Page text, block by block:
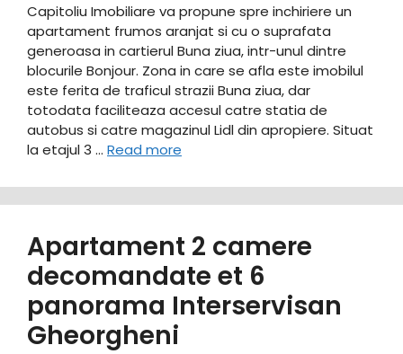
Capitoliu Imobiliare va propune spre inchiriere un
apartament frumos aranjat si cu o suprafata
generoasa in cartierul Buna ziua, intr-unul dintre
blocurile Bonjour. Zona in care se afla este imobilul
este ferita de traficul strazii Buna ziua, dar
totodata faciliteaza accesul catre statia de
autobus si catre magazinul Lidl din apropiere. Situat
la etajul 3 … Read more
Apartament 2 camere
decomandate et 6
panorama Interservisan
Gheorgheni